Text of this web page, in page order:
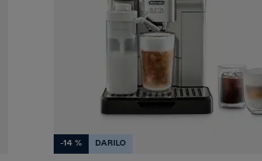
-14 % DARILO